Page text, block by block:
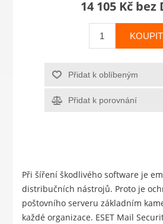
14 105 Kč bez
KOUPIT
Přidat k oblíbeným
Přidat k porovnání
Při šíření škodlivého software je
distribučních nástrojů. Proto je
poštovního serveru základním
každé organizace. ESET Mail